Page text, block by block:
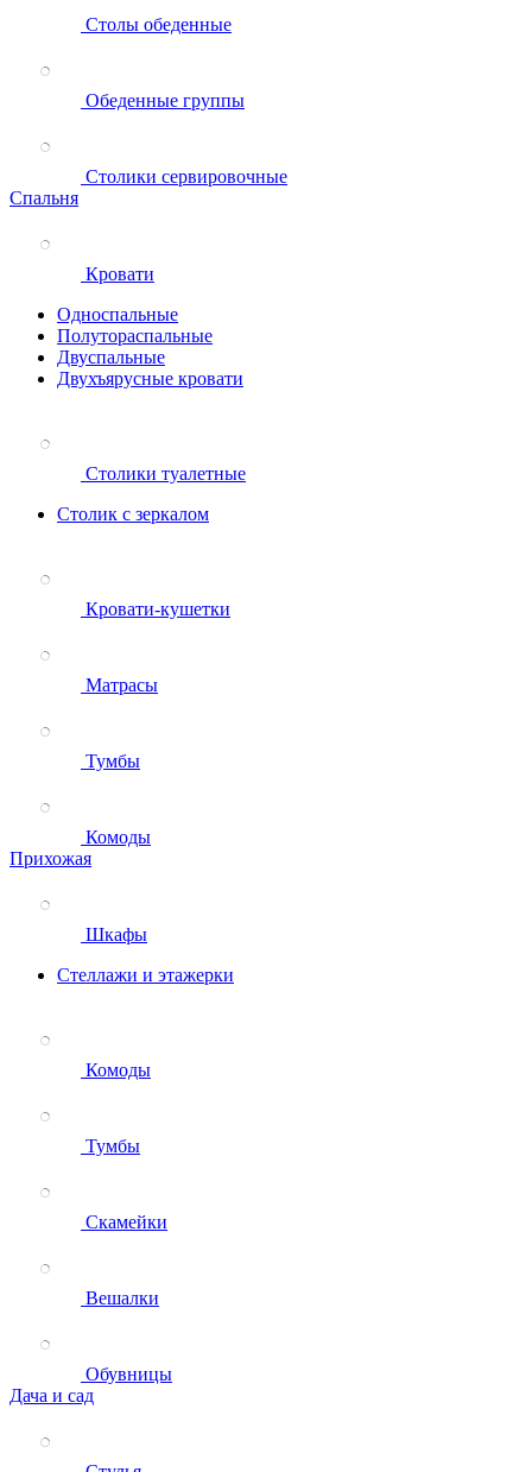
Столы обеденные
Обеденные группы
Столики сервировочные
Спальня
Кровати
Односпальные
Полутораспальные
Двуспальные
Двухъярусные кровати
Столики туалетные
Столик с зеркалом
Кровати-кушетки
Матрасы
Тумбы
Комоды
Прихожая
Шкафы
Стеллажи и этажерки
Комоды
Тумбы
Скамейки
Вешалки
Обувницы
Дача и сад